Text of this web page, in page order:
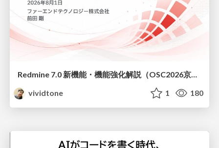
Redmine 7.0 新機能・機能強化解説（OSC2026京都ダイジェスト版）
vividtone
1 180